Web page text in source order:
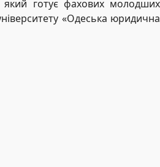
який готує фахових молодших
«Одеська юридична